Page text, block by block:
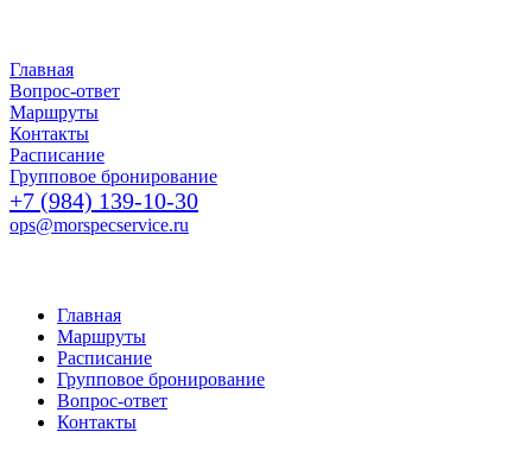
Главная
Вопрос-ответ
Маршруты
Контакты
Расписание
Групповое бронирование
+7 (984) 139-10-30
ops@morspecservice.ru
Главная
Маршруты
Расписание
Групповое бронирование
Вопрос-ответ
Контакты